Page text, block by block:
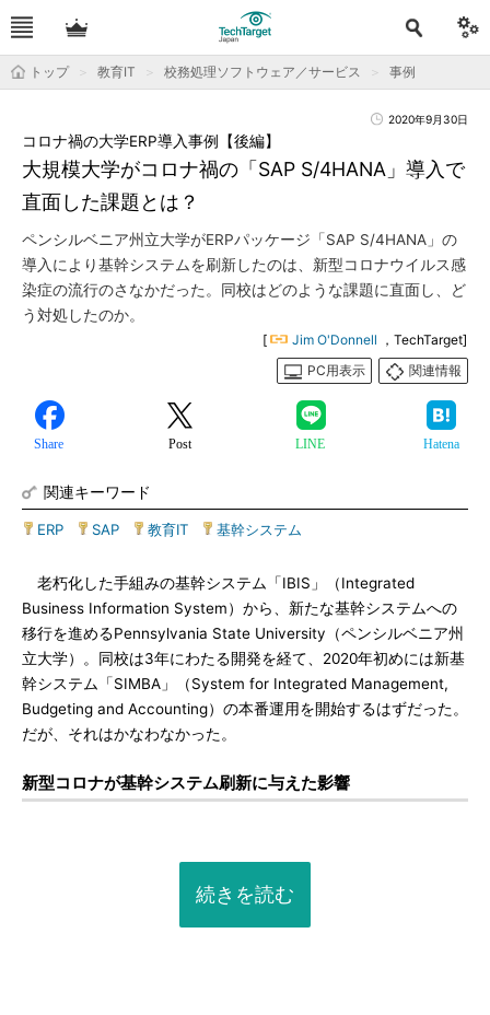
トップ 教育IT 校務処理ソフトウェア／サービス 事例
2020年9月30日
大規模大学がコロナ禍の「SAP S/4HANA」導入で
直面した課題とは？
コロナ禍の大学ERP導入事例【後編】
ペンシルベニア州立大学がERPパッケージ「SAP S/4HANA」の
導入により基幹システムを刷新したのは、新型コロナウイルス感
染症の流行のさなかだった。同校はどのような課題に直面し、ど
う対処したのか。
[ Jim O'Donnell ，TechTarget]
PC用表示
関連情報
Share Post LINE Hatena
関連キーワード
ERP SAP 教育IT 基幹システム
老朽化した手組みの基幹システム「IBIS」（Integrated
Business Information System）から、新たな基幹システムへの
移行を進めるPennsylvania State University（ペンシルベニア州
立大学）。同校は3年にわたる開発を経て、2020年初めには新基
幹システム「SIMBA」（System for Integrated Management,
Budgeting and Accounting）の本番運用を開始するはずだった。
だが、それはかなわなかった。
新型コロナが基幹システム刷新に与えた影響
続きを読む